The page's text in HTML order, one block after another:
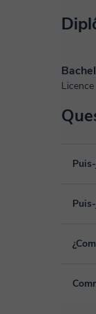
Licence
Oui,
Oui,
Les